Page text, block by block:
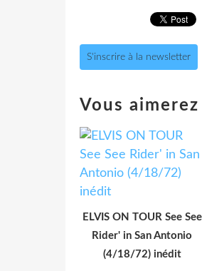
S'inscrire à la newsletter
Vous
ELVIS ON TOUR See See
Rider' in San Antonio
(4/18/72) inédit